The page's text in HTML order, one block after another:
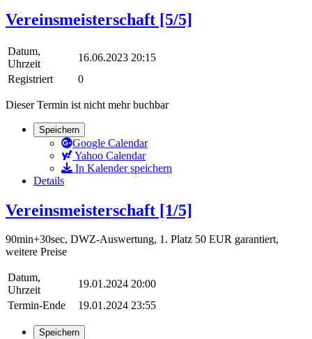
Vereinsmeisterschaft [5/5]
Datum,
Uhrzeit
16.06.2023 20:15
Registriert
0
Dieser Termin ist nicht mehr buchbar
Speichern
Google Calendar
Yahoo Calendar
In Kalender speichern
Details
Vereinsmeisterschaft [1/5]
90min+30sec, DWZ-Auswertung, 1. Platz 50 EUR garantiert,
weitere Preise
Datum,
Uhrzeit
19.01.2024 20:00
Termin-Ende
19.01.2024 23:55
Speichern